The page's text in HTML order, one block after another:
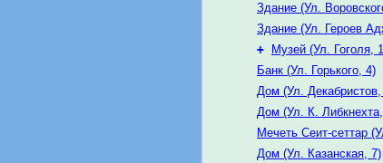
Здание (Ул.
Здание (Ул. Героев
+
Музей (Ул. Гоголя,
Банк (Ул. Горького, 4)
Дом (Ул.
Дом (Ул. К.
Мечеть Сеит-сеттар
Дом (Ул. Казанская, 7)